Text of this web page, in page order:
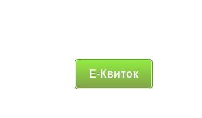
Е-Квиток